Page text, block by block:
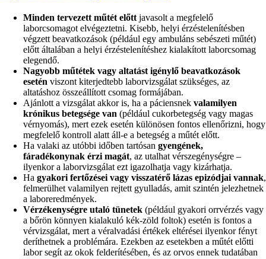
Minden tervezett műtét előtt javasolt a megfelelő
laborcsomagot elvégeztetni. Kisebb, helyi érzéstelenítésben
végzett beavatkozások (például egy ambuláns sebészeti műtét)
előtt általában a helyi érzéstelenítéshez kialakított laborcsomag
elegendő.
Nagyobb műtétek vagy altatást igénylő beavatkozások
esetén viszont kiterjedtebb laborvizsgálat szükséges, az
altatáshoz összeállított csomag formájában.
Ajánlott a vizsgálat akkor is, ha a páciensnekvalamilyen
krónikus betegsége van (például cukorbetegség vagy magas
vérnyomás), mert ezek esetén különösen fontos ellenőrizni, hogy
megfelelő kontroll alatt áll-e a betegség a műtét előtt.
Ha valaki az utóbbi időben tartósangyengének,
fáradékonynak érzi magát, az utalhat vérszegénységre –
ilyenkor a laborvizsgálat ezt igazolhatja vagy kizárhatja.
Hagyakori fertőzései vagy visszatérő lázas epizódjai vannak,
felmerülhet valamilyen rejtett gyulladás, amit szintén jelezhetnek
a laboreredmények.
Vérzékenységre utaló tünetek (például gyakori orrvérzés vagy
a bőrön könnyen kialakuló kék-zöld foltok) esetén is fontos a
vérvizsgálat, mert a véralvadási értékek eltérései ilyenkor fényt
deríthetnek a problémára. Ezekben az esetekben a műtét előtti
labor segít az okok felderítésében, és az orvos ennek tudatában